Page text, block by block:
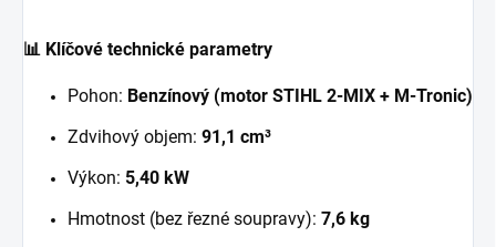
📊 Klíčové technické parametry
Pohon: Benzínový (motor STIHL 2-MIX + M-Tronic)
Zdvihový objem: 91,1 cm³
Výkon: 5,40 kW
Hmotnost (bez řezné soupravy): 7,6 kg